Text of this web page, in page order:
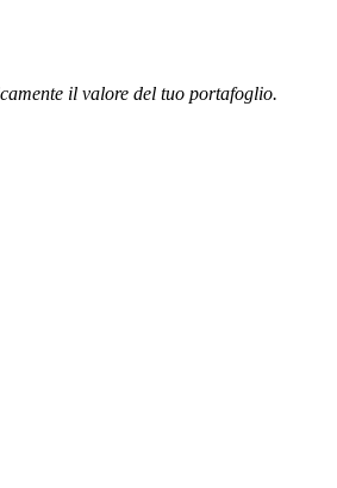
il valore del tuo portafoglio.